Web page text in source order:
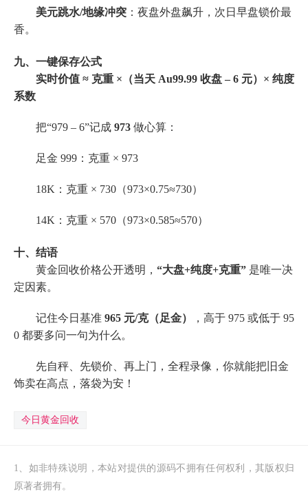
美元跳水/地缘冲突 ：夜盘外盘飙升，次日早盘锁价最
香。
九、一键保存公式
实时价值 ≈ 克重 ×（当天 Au99.99 收盘 – 6 元）× 纯度
系数
把“979 – 6”记成 973 做心算：
足金 999：克重 × 973
18K：克重 × 730（973×0.75≈730）
14K：克重 × 570（973×0.585≈570）
十、结语
黄金回收价格公开透明， “大盘+纯度+克重” 是唯一决
定因素。
记住今日基准 965 元/克（足金）
，高于 975 或低于 95
0 都要多问一句为什么。
先自秤、先锁价、再上门，全程录像，你就能把旧金
饰卖在高点，落袋为安！
今日黄金回收
1、如非特殊说明，本站对提供的源码不拥有任何权利，其版权归
原著者拥有。